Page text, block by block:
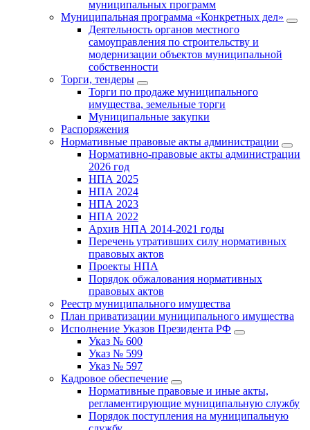
муниципальных программ
Муниципальная программа «Конкретных дел»
Деятельность органов местного
самоуправления по строительству и
модернизации объектов муниципальной
собственности
Торги, тендеры
Торги по продаже муниципального
имущества, земельные торги
Муниципальные закупки
Распоряжения
Нормативные правовые акты администрации
Нормативно-правовые акты администрации
2026 год
НПА 2025
НПА 2024
НПА 2023
НПА 2022
Архив НПА 2014-2021 годы
Перечень утративших силу нормативных
правовых актов
Проекты НПА
Порядок обжалования нормативных
правовых актов
Реестр муниципального имущества
План приватизации муниципального имущества
Исполнение Указов Президента РФ
Указ № 600
Указ № 599
Указ № 597
Кадровое обеспечение
Нормативные правовые и иные акты,
регламентирующие муниципальную службу
Порядок поступления на муниципальную